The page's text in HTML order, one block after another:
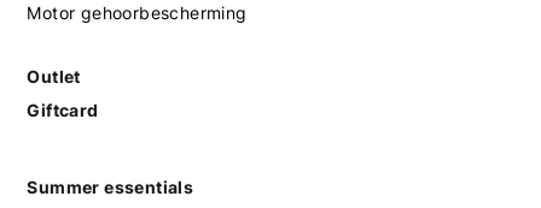
Motor gehoorbescherming
Outlet
Giftcard
Summer essentials